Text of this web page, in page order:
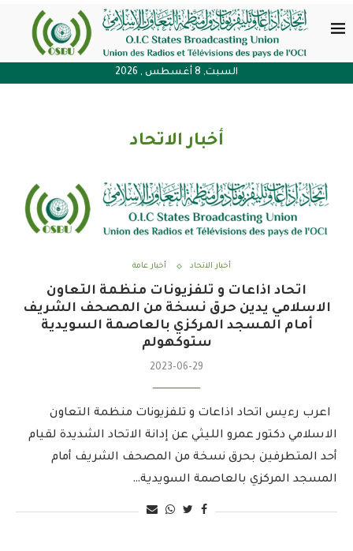
السبت, 8 أغسطس , 2026
أخبار الاتحاد
أخبار الاتحاد أخبار عامة
اتحاد اذاعات و تلفزيونات منظمة التعاون
الاسلامي يدين حرق نسخة من المصحف الشريف
أمام المسجد المركزي بالعاصمة السويدية
ستوكهولم
2023-06-29
اعرب رءيس اتحاد اذاعات و تلفزيونات منظمة التعاون
الاسلامي دكتور عمرو الليثي عن إدانة الاتحاد الشديدة لقيام
أحد المتطرفين بحرق نسخة من المصحف الشريف أمام
المسجد المركزي بالعاصمة السويدية…